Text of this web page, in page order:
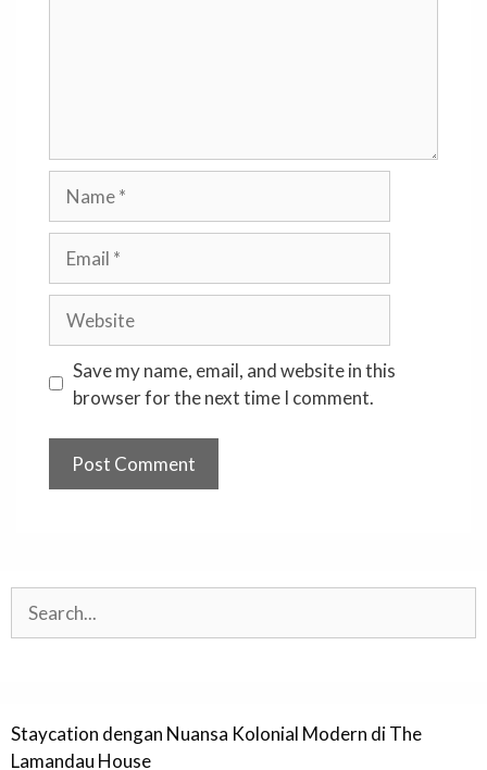
Save my name, email, and website in this
browser for the next time I comment.
Staycation dengan Nuansa Kolonial Modern di The
Lamandau House